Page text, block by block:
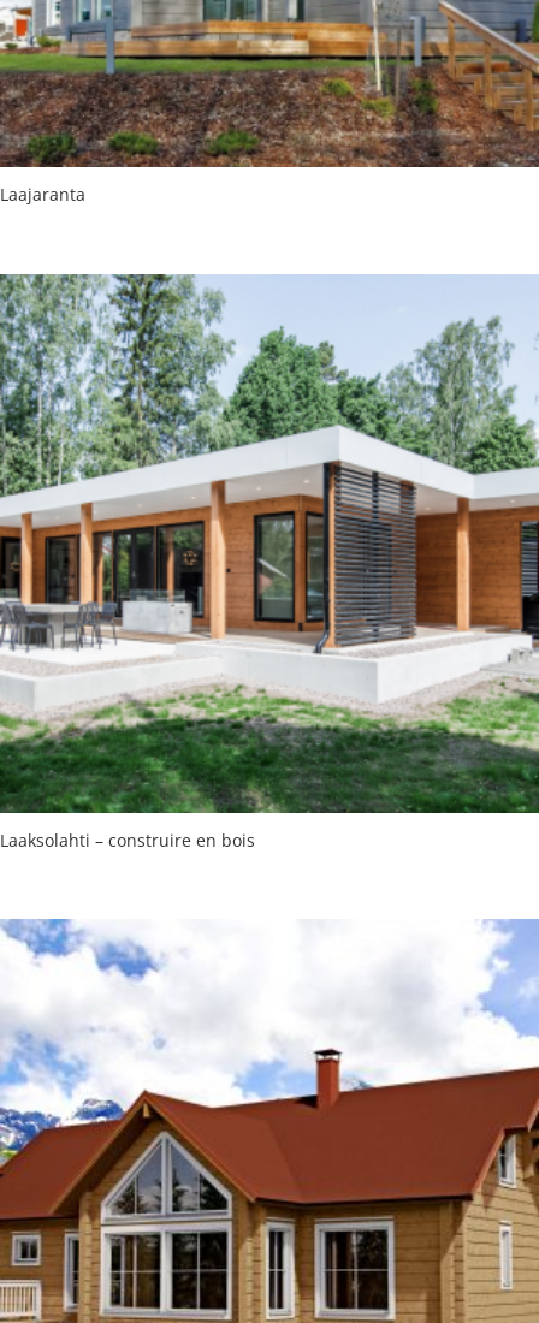
Laajaranta
Laaksolahti – construire en bois